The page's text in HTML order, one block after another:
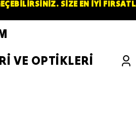
SİZE EN İYİ
VE OPTİKLERİ